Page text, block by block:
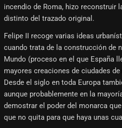
incendio de Roma, hizo reconstruir
distinto del trazado original.
Felipe II recoge varias ideas
cuando trata de la construcción de
Mundo (proceso en el que España
mayores creaciones de ciudades
Desde el siglo en toda Europa
aunque probablemente en la
demostrar el poder del monarca
que no quita para que haya unas